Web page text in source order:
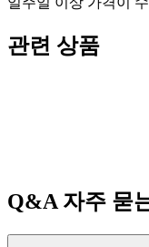
관련 상품
Q&A자주 묻